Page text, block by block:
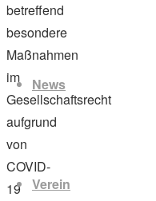
springenNews
Verein
betreffend
besondere
Maßnahmen
im
Gesellschaftsrecht
aufgrund
von
COVID-
19